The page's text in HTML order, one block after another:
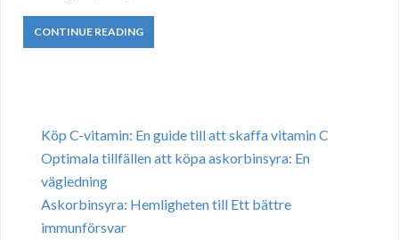
CONTINUE READING
Köp C-vitamin: En guide till att skaffa vitamin C
Optimala tillfällen att köpa askorbinsyra: En
vägledning
Askorbinsyra: Hemligheten till Ett bättre
immunförsvar